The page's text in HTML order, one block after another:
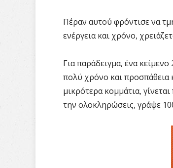
Πέραν αυτού φρόντισε να
ενέργεια και χρόνο,
Για παράδειγμα, ένα
πολύ χρόνο και προσπάθεια
μικρότερα κομμάτια,
την ολοκληρώσεις, γράψε